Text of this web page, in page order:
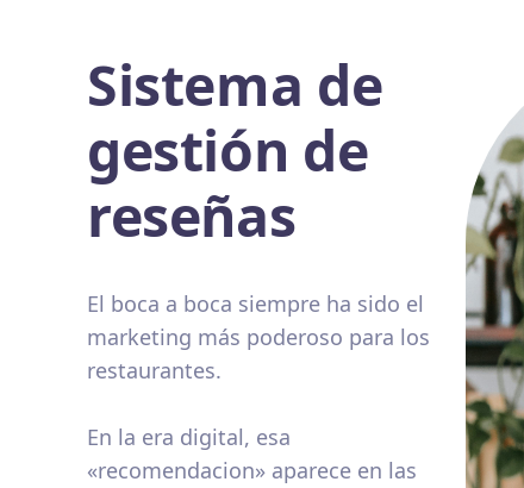
Sistema de
gestión de
reseñas
El boca a boca siempre ha sido el
marketing más poderoso para los
restaurantes.
En la era digital, esa
«recomendacion» aparece en las